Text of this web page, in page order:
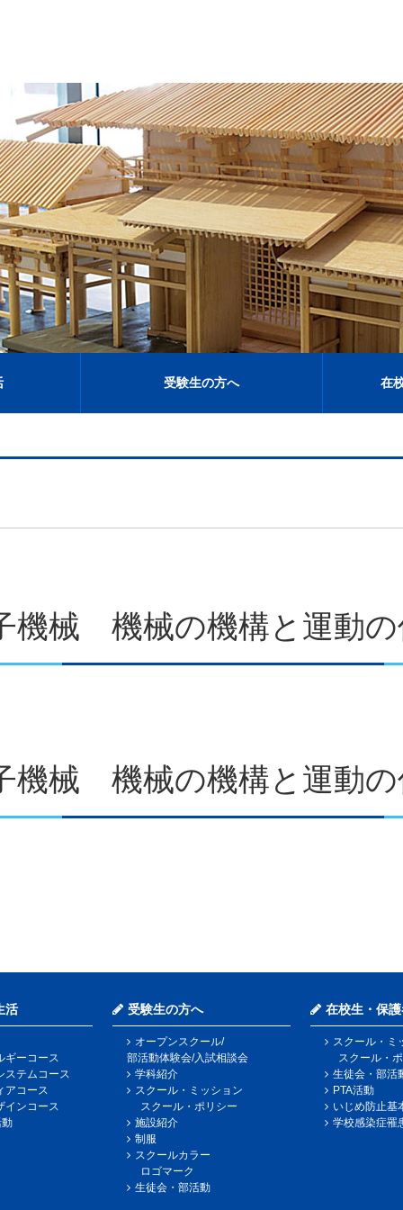
受験生の方へ 在
機械 機械の機構と運動
機械 機械の機構と運動
活
ギーコース
ステムコース
アコース
インコース
受験生の方へ
オープンスクール/
部活動体験会/入試相談会
学科紹介
スクール・ミッション
スクール・ポリシー
施設紹介
制服
スクールカラー
ロゴマーク
生徒会・部活動
在校生・保
スクール・ミ
スクール・
生徒会・部活
PTA活動
いじめ防止基
学校感染症罹